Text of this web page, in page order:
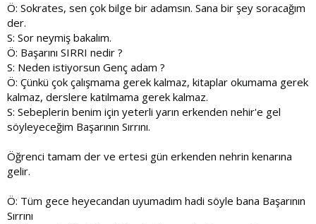
Ö: Sokrates, sen çok bilge bir adamsın. Sana bir şey soracağım
der.
S: Sor neymiş bakalım.
Ö: Başarını SIRRI nedir ?
S: Neden istiyorsun Genç adam ?
Ö: Çünkü çok çalışmama gerek kalmaz, kitaplar okumama gerek
kalmaz, derslere katılmama gerek kalmaz.
S: Sebeplerin benim için yeterli yarın erkenden nehir'e gel
söyleyeceğim Başarının Sırrını.
Öğrenci tamam der ve ertesi gün erkenden nehrin kenarına
gelir.
Ö: Tüm gece heyecandan uyumadım hadi söyle bana Başarının
Sırrını